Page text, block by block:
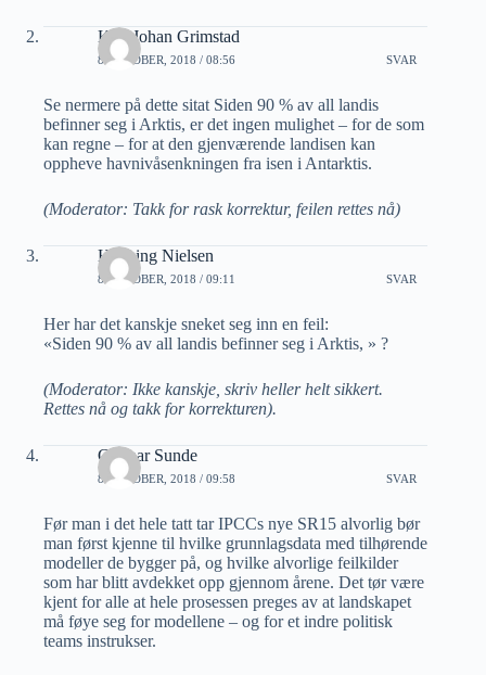
Karl Johan Grimstad
8 OKTOBER, 2018 / 08:56 SVAR
Se nermere på dette sitat Siden 90 % av all landis
befinner seg i Arktis, er det ingen mulighet – for de som
kan regne – for at den gjenværende landisen kan
oppheve havnivåsenkningen fra isen i Antarktis.
(Moderator: Takk for rask korrektur, feilen rettes nå)
Henning Nielsen
8 OKTOBER, 2018 / 09:11 SVAR
Her har det kanskje sneket seg inn en feil:
«Siden 90 % av all landis befinner seg i Arktis, » ?
(Moderator: Ikke kanskje, skriv heller helt sikkert.
Rettes nå og takk for korrekturen).
Gunnar Sunde
8 OKTOBER, 2018 / 09:58 SVAR
Før man i det hele tatt tar IPCCs nye SR15 alvorlig bør
man først kjenne til hvilke grunnlagsdata med tilhørende
modeller de bygger på, og hvilke alvorlige feilkilder
som har blitt avdekket opp gjennom årene. Det tør være
kjent for alle at hele prosessen preges av at landskapet
må føye seg for modellene – og for et indre politisk
teams instrukser.